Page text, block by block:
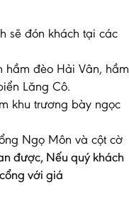
sẽ đón khách tại các
hầm đèo Hải Vân, hầm
Lăng Cô.
khu trương bày ngọc
Ngọ Môn và cột cờ
được, Nếu quý khách
với giá